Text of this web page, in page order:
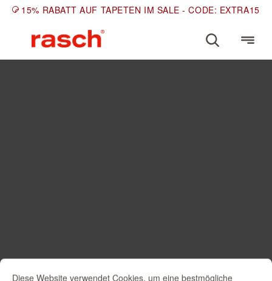
15% RABATT AUF TAPETEN IM SALE - CODE: EXTRA15
Diese Website verwendet Cookies, um eine bestmögliche